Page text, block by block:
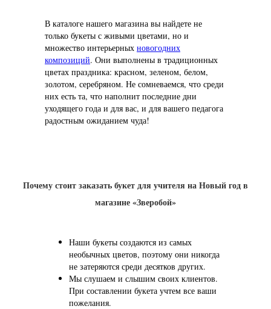
В каталоге нашего магазина вы найдете не
только букеты с живыми цветами, но и
множество интерьерных новогодних
композиций. Они выполнены в традиционных
цветах праздника: красном, зеленом, белом,
золотом, серебряном. Не сомневаемся, что среди
них есть та, что наполнит последние дни
уходящего года и для вас, и для вашего педагога
радостным ожиданием чуда!
Почему стоит заказать букет для учителя на Новый год в
магазине «Зверобой»
Наши букеты создаются из самых
необычных цветов, поэтому они никогда
не затеряются среди десятков других.
Мы слушаем и слышим своих клиентов.
При составлении букета учтем все ваши
пожелания.